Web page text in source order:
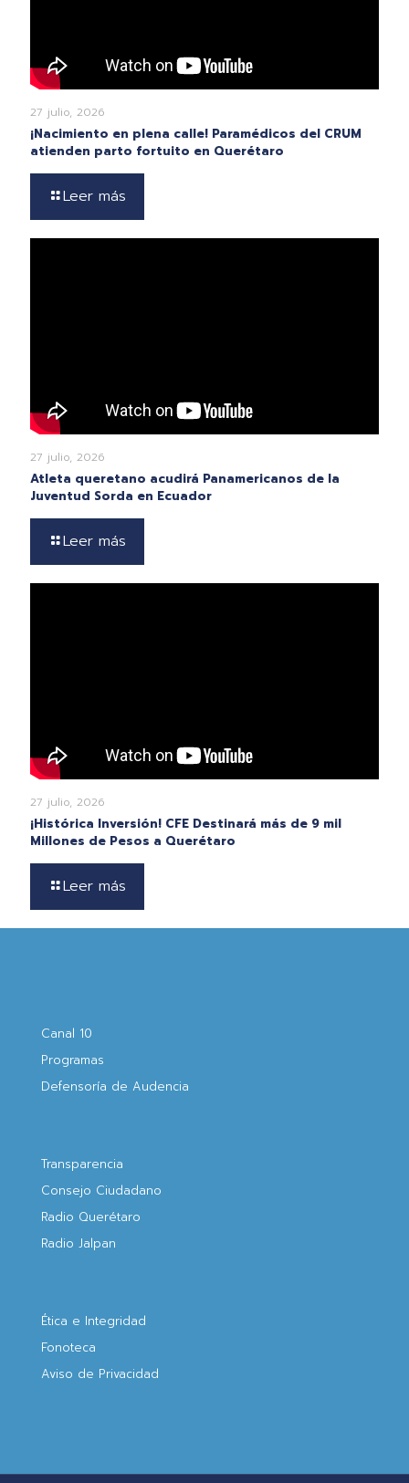
27 julio, 2026
¡Nacimiento en plena calle! Paramédicos del CRUM
atienden parto fortuito en Querétaro
Leer más
27 julio, 2026
Atleta queretano acudirá Panamericanos de la
Juventud Sorda en Ecuador
Leer más
27 julio, 2026
¡Histórica Inversión! CFE Destinará más de 9 mil
Millones de Pesos a Querétaro
Leer más
Canal 10
Programas
Defensoría de Audencia
Transparencia
Consejo Ciudadano
Radio Querétaro
Radio Jalpan
Ética e Integridad
Fonoteca
Aviso de Privacidad